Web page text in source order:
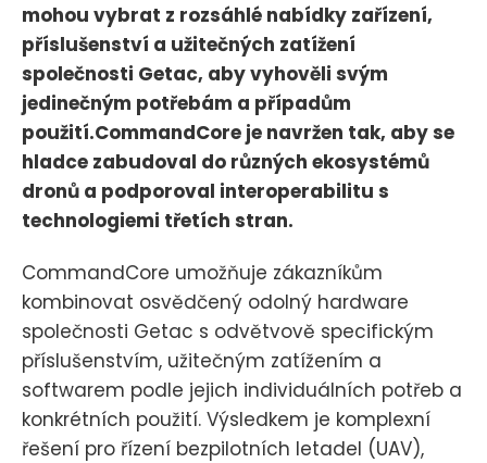
mohou vybrat z rozsáhlé nabídky zařízení,
příslušenství a užitečných zatížení
společnosti Getac, aby vyhověli svým
jedinečným potřebám a případům
použití.CommandCore je navržen tak, aby se
hladce zabudoval do různých ekosystémů
dronů a podporoval interoperabilitu s
technologiemi třetích stran.
CommandCore umožňuje zákazníkům
kombinovat osvědčený odolný hardware
společnosti Getac s odvětvově specifickým
příslušenstvím, užitečným zatížením a
softwarem podle jejich individuálních potřeb a
konkrétních použití. Výsledkem je komplexní
řešení pro řízení bezpilotních letadel (UAV),